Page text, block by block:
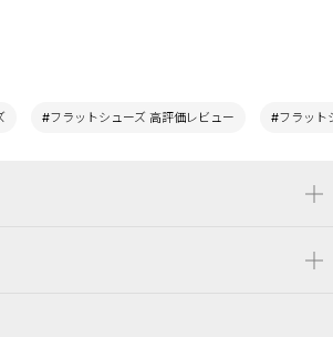
#フラットシューズ 高評価レビュー #フラット